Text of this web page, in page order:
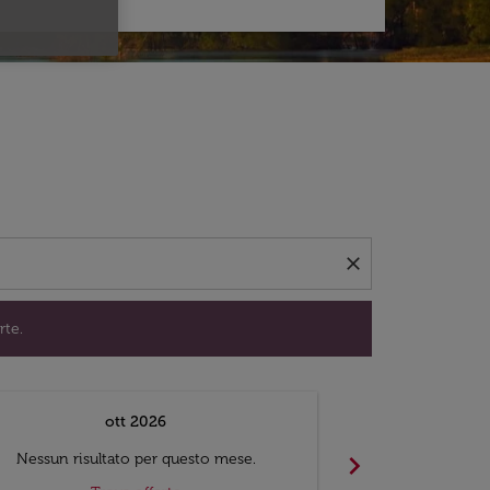
close
trovare offerte.
ott 2026
Nessun risultato per questo mese.
chevron_right